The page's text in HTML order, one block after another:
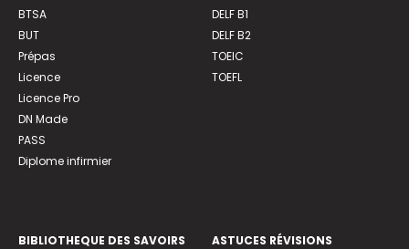
BTSA
BUT
Prépas
Licence
Licence Pro
DN Made
PASS
Diplome infirmier
DELF B1
DELF B2
TOEIC
TOEFL
BIBLIOTHEQUE DES SAVOIRS
ASTUCES RÉVISIONS